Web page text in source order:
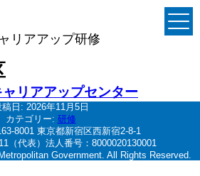
リアアップ研修
リアアップセンター
稿日: 2026年11月5日
カテゴリー: 研修
8001 東京都新宿区西新宿2-8-1
（代表）法人番号：8000020130001
Government. All Rights Reserved.